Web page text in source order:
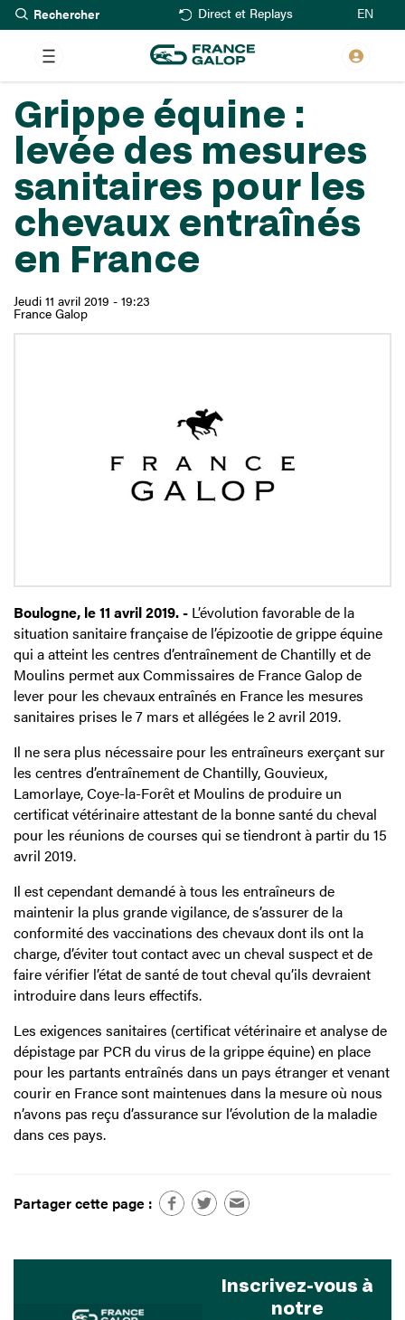
Aller
au
contenu
principal
Rechercher Direct et Replays EN
Grippe équine :
levée des mesures
sanitaires pour les
chevaux entraînés
en France
Jeudi 11 avril 2019 - 19:23
France Galop
Boulogne, le 11 avril 2019. - L’évolution favorable de la
situation sanitaire française de l’épizootie de grippe équine
qui a atteint les centres d’entraînement de Chantilly et de
Moulins permet aux Commissaires de France Galop de
lever pour les chevaux entraînés en France les mesures
sanitaires prises le 7 mars et allégées le 2 avril 2019.
Il ne sera plus nécessaire pour les entraîneurs exerçant sur
les centres d’entraînement de Chantilly, Gouvieux,
Lamorlaye, Coye-la-Forêt et Moulins de produire un
certificat vétérinaire attestant de la bonne santé du cheval
pour les réunions de courses qui se tiendront à partir du 15
avril 2019.
Il est cependant demandé à tous les entraîneurs de
maintenir la plus grande vigilance, de s’assurer de la
conformité des vaccinations des chevaux dont ils ont la
charge, d’éviter tout contact avec un cheval suspect et de
faire vérifier l’état de santé de tout cheval qu’ils devraient
introduire dans leurs effectifs.
Les exigences sanitaires (certificat vétérinaire et analyse de
dépistage par PCR du virus de la grippe équine) en place
pour les partants entraînés dans un pays étranger et venant
courir en France sont maintenues dans la mesure où nous
n’avons pas reçu d’assurance sur l’évolution de la maladie
dans ces pays.
Partager cette page :
Inscrivez-vous à
notre